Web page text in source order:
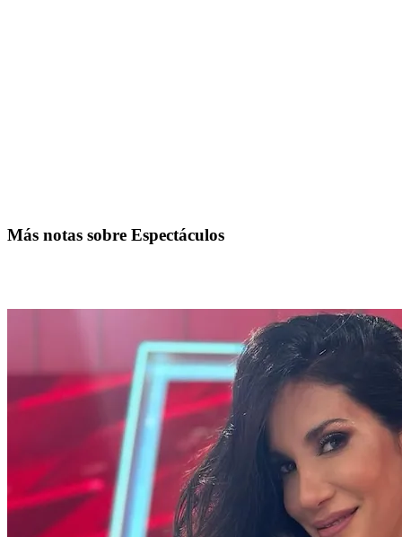
Más notas sobre Espectáculos